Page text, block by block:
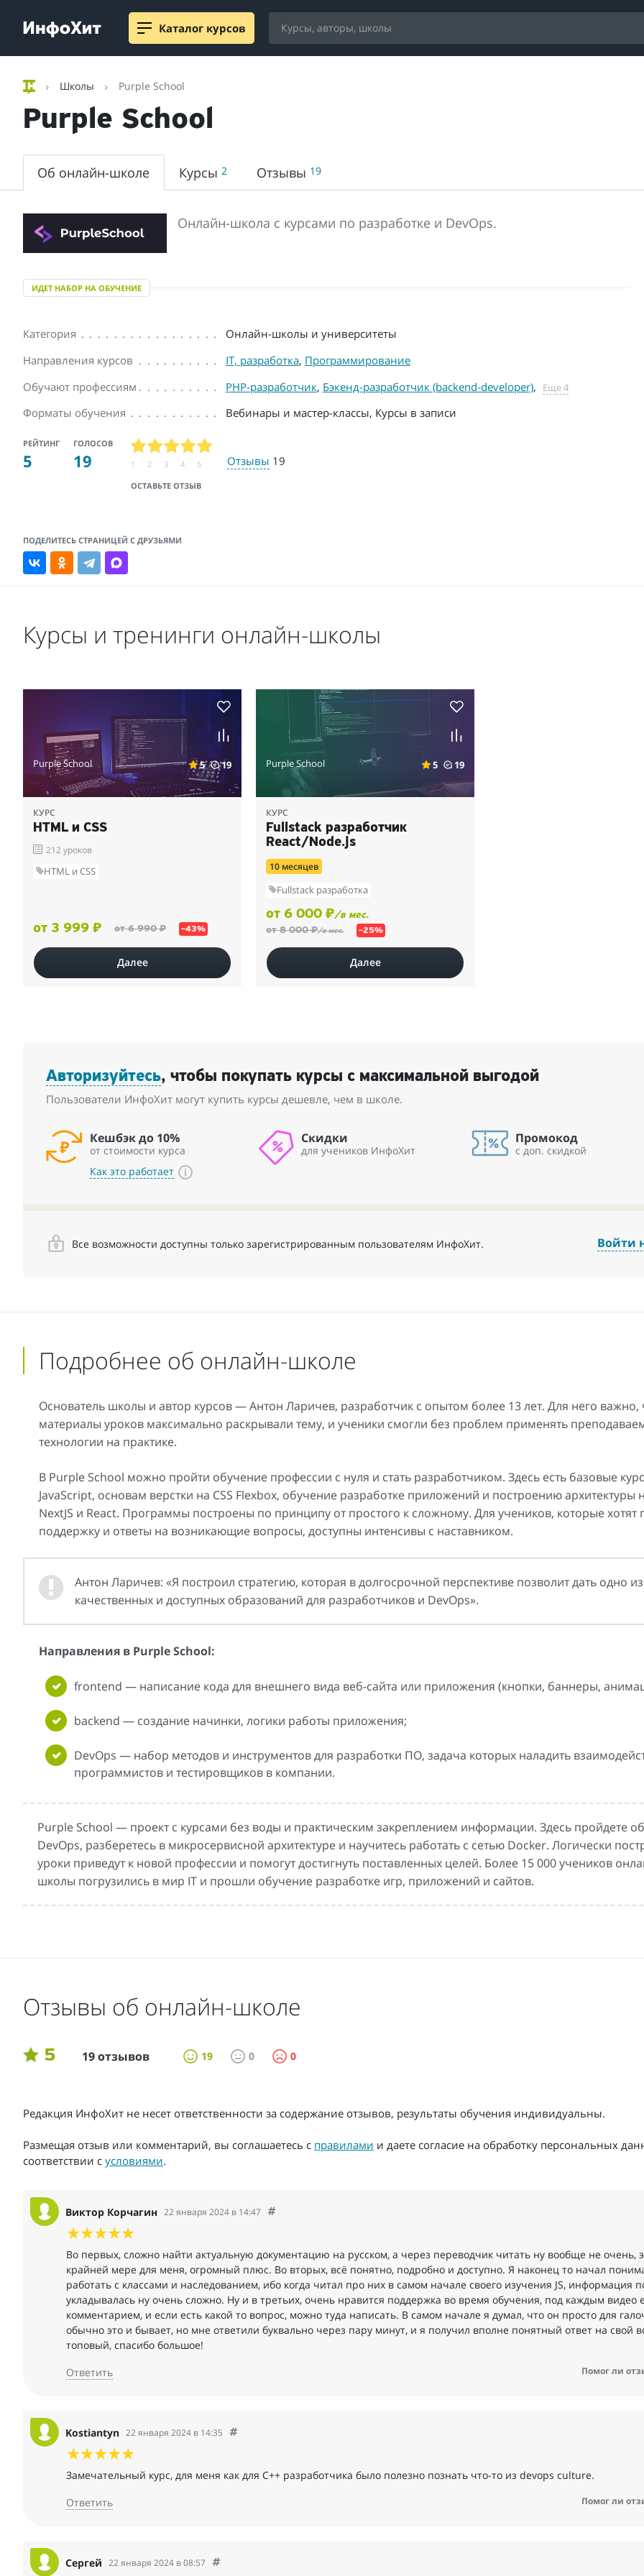
Каталог курсов
Школы Purple School
Purple School
Об онлайн-школе Курсы2 Отзывы 19
Онлайн-школа с курсами по разработке и DevOps.
ИДЕТ НАБОР НА ОБУЧЕНИЕ
Категория
Онлайн-школы и университеты
Направления курсов
IT, разработка, Программирование
Обучают профессиям
PHP-разработчик, Бэкенд-разработчик (backend-developer), Еще 4
Форматы обучения Вебинары и мастер-классы, Курсы в записи
РЕЙТИНГ
5
ГОЛОСОВ
19
ОСТАВЬТЕ ОТЗЫВ
1 2 3 4 5 Отзывы 19
ПОДЕЛИТЕСЬ СТРАНИЦЕЙ С ДРУЗЬЯМИ
Курсы и тренинги онлайн-школы
Purple School 5 19
КУРС
HTML и CSS
212 уроков
HTML и CSS
от 3 999 ₽ от 6 990 ₽ –43%
Далее
Purple School 5 19
КУРС
Fullstack разработчик
React/Node.js
10 месяцев
Fullstack разработка
от 6 000 ₽/в мес.
от 8 000 ₽/в мес. –25%
Далее
Авторизуйтесь, чтобы покупать курсы с максимальной выгодой
Пользователи ИнфоХит могут купить курсы дешевле, чем в школе.
Кешбэк до 10%
от стоимости курса
Как это работает
Скидки
для учеников ИнфоХит
Промокод
с доп. скидкой
Все возможности доступны только зарегистрированным пользователям ИнфоХит. Войти
Подробнее об онлайн-школе
Основатель школы и автор курсов — Антон Ларичев, разработчик с опытом более 13 лет. Для него важно,
материалы уроков максимально раскрывали тему, и ученики смогли без проблем применять
технологии на практике.
В Purple School можно пройти обучение профессии с нуля и стать разработчиком. Здесь есть базовые
JavaScript, основам верстки на CSS Flexbox, обучение разработке приложений и построению архитектуры
NextJS и React. Программы построены по принципу от простого к сложному. Для учеников, которые хотят
поддержку и ответы на возникающие вопросы, доступны интенсивы с наставником.
Антон Ларичев: «Я построил стратегию, которая в долгосрочной перспективе позволит дать одно
качественных и доступных образований для разработчиков и DevOps».
Направления в Purple School:
frontend — написание кода для внешнего вида веб-сайта или приложения (кнопки, баннеры,
backend — создание начинки, логики работы приложения;
DevOps — набор методов и инструментов для разработки ПО, задача которых наладить
программистов и тестировщиков в компании.
Purple School — проект с курсами без воды и практическим закреплением информации. Здесь пройдете
DevOps, разберетесь в микросервисной архитектуре и научитесь работать с сетью Docker. Логически
уроки приведут к новой профессии и помогут достигнуть поставленных целей. Более 15 000 учеников
школы погрузились в мир IT и прошли обучение разработке игр, приложений и сайтов.
Отзывы об онлайн-школе
5 19 отзывов 19 0 0
Редакция ИнфоХит не несет ответственности за содержание отзывов, результаты обучения индивидуальны.
Размещая отзыв или комментарий, вы соглашаетесь с правилами и даете согласие на обработку персональных
соответствии с условиями.
Виктор Корчагин 22 января 2024 в 14:47
Во первых, сложно найти актуальную документацию на русском, а через переводчик читать ну вообще не очень,
крайней мере для меня, огромный плюс. Во вторых, всё понятно, подробно и доступно. Я наконец то начал
работать с классами и наследованием, ибо когда читал про них в самом начале своего изучения JS, информация
укладывалась ну очень сложно. Ну и в третьих, очень нравится поддержка во время обучения, под каждым видео
комментарием, и если есть какой то вопрос, можно туда написать. В самом начале я думал, что он просто для
обычно это и бывает, но мне ответили буквально через пару минут, и я получил вполне понятный ответ на свой
топовый, спасибо большое!
Ответить
Помог ли
Kostiantyn 22 января 2024 в 14:35
Замечательный курс, для меня как для C++ разработчика было полезно познать что-то из devops culture.
Ответить
Помог ли
Сергей 22 января 2024 в 08:57